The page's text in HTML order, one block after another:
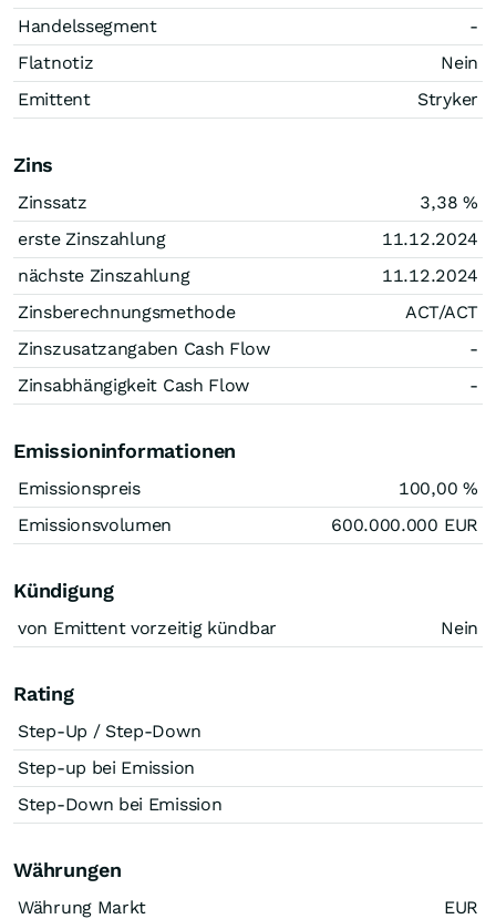
Handelssegment
-
Flatnotiz
Nein
Emittent
Stryker
Zins
Zinssatz 3,38 %
erste Zinszahlung
11.12.2024
nächste Zinszahlung
11.12.2024
Zinsberechnungsmethode
ACT/ACT
Zinszusatzangaben Cash Flow
-
Zinsabhängigkeit Cash Flow
-
Emissioninformationen
Emissionspreis 100,00 %
Emissionsvolumen
600.000.000 EUR
Kündigung
von Emittent vorzeitig kündbar Nein
Rating
Step-Up / Step-Down
Step-up bei Emission
Step-Down bei Emission
Währungen
Währung Markt
EUR